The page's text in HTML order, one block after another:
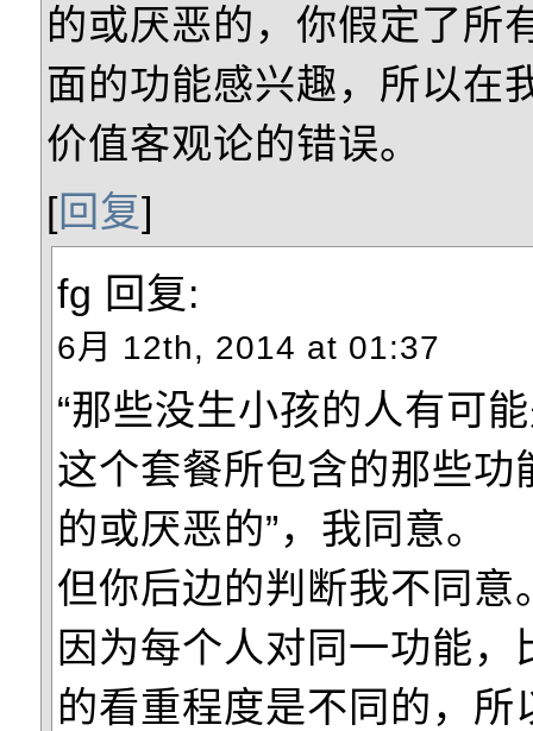
的或厌恶的，你假定了所
面的功能感兴趣，所以在
价值客观论的错误。
[回复]
fg 回复:
6月 12th, 2014 at 01:37
“那些没生小孩的人有可
这个套餐所包含的那些功
的或厌恶的”，我同意。
但你后边的判断我不同意
因为每个人对同一功能，
的看重程度是不同的，所